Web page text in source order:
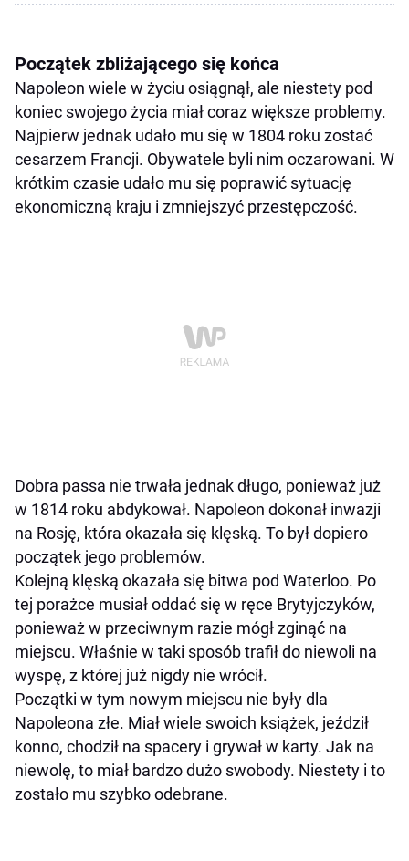
Początek zbliżającego się końca
Napoleon wiele w życiu osiągnął, ale niestety pod
koniec swojego życia miał coraz większe problemy.
Najpierw jednak udało mu się w 1804 roku zostać
cesarzem Francji. Obywatele byli nim oczarowani. W
krótkim czasie udało mu się poprawić sytuację
ekonomiczną kraju i zmniejszyć przestępczość.
Dobra passa nie trwała jednak długo, ponieważ już
w 1814 roku abdykował. Napoleon dokonał inwazji
na Rosję, która okazała się klęską. To był dopiero
początek jego problemów.
Kolejną klęską okazała się bitwa pod Waterloo. Po
tej porażce musiał oddać się w ręce Brytyjczyków,
ponieważ w przeciwnym razie mógł zginąć na
miejscu. Właśnie w taki sposób trafił do niewoli na
wyspę, z której już nigdy nie wrócił.
Początki w tym nowym miejscu nie były dla
Napoleona złe. Miał wiele swoich książek, jeździł
konno, chodził na spacery i grywał w karty. Jak na
niewolę, to miał bardzo dużo swobody. Niestety i to
zostało mu szybko odebrane.